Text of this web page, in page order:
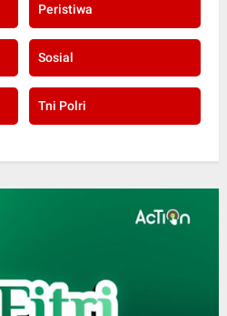
Peristiwa
Sosial
Tni Polri